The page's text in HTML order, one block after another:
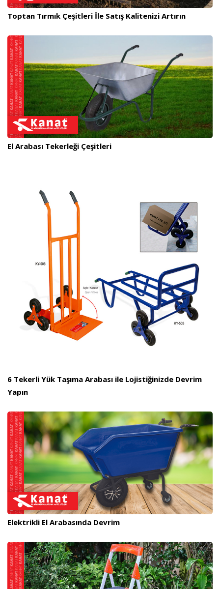
Toptan Tırmık Çeşitleri İle Satış Kalitenizi Artırın
El Arabası Tekerleği Çeşitleri
6 Tekerli Yük Taşıma Arabası ile Lojistiğinizde Devrim
Yapın
Elektrikli El Arabasında Devrim